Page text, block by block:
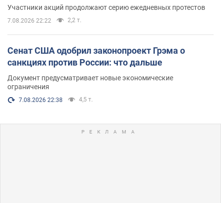
Участники акций продолжают серию ежедневных протестов
7.08.2026 22:22 2,2 т.
Сенат США одобрил законопроект Грэма о
санкциях против России: что дальше
Документ предусматривает новые экономические
ограничения
7.08.2026 22:38 4,5 т.